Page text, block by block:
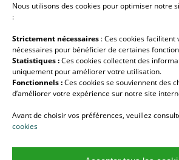
Nous utilisons des cookies pour optimiser notre
:
Strictement nécessaires : Ces cookies
nécessaires pour bénéficier de certaines
Statistiques :Ces cookies collectent des
uniquement pour améliorer votre utilisation.
Fonctionnels :Ces cookies se souviennent des
d’améliorer votre expérience sur notre site
Avant de choisir vos préférences, veuillez
cookies
SUIVEZ-NOUS !
Halo Photonics